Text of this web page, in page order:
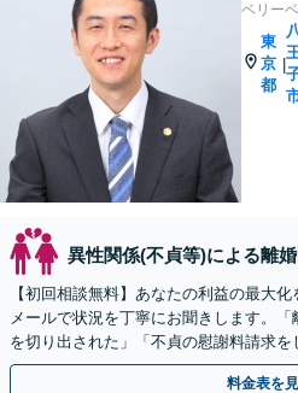
ベリー
東
京
都
|
異性関係(不貞等)による離
【初回相談無料】あなたの利益の最大
メールで状況を丁寧にお聞きします。
を切り出された」「不貞の慰謝料請求
【リーズナブルな料金設定】
料金表を